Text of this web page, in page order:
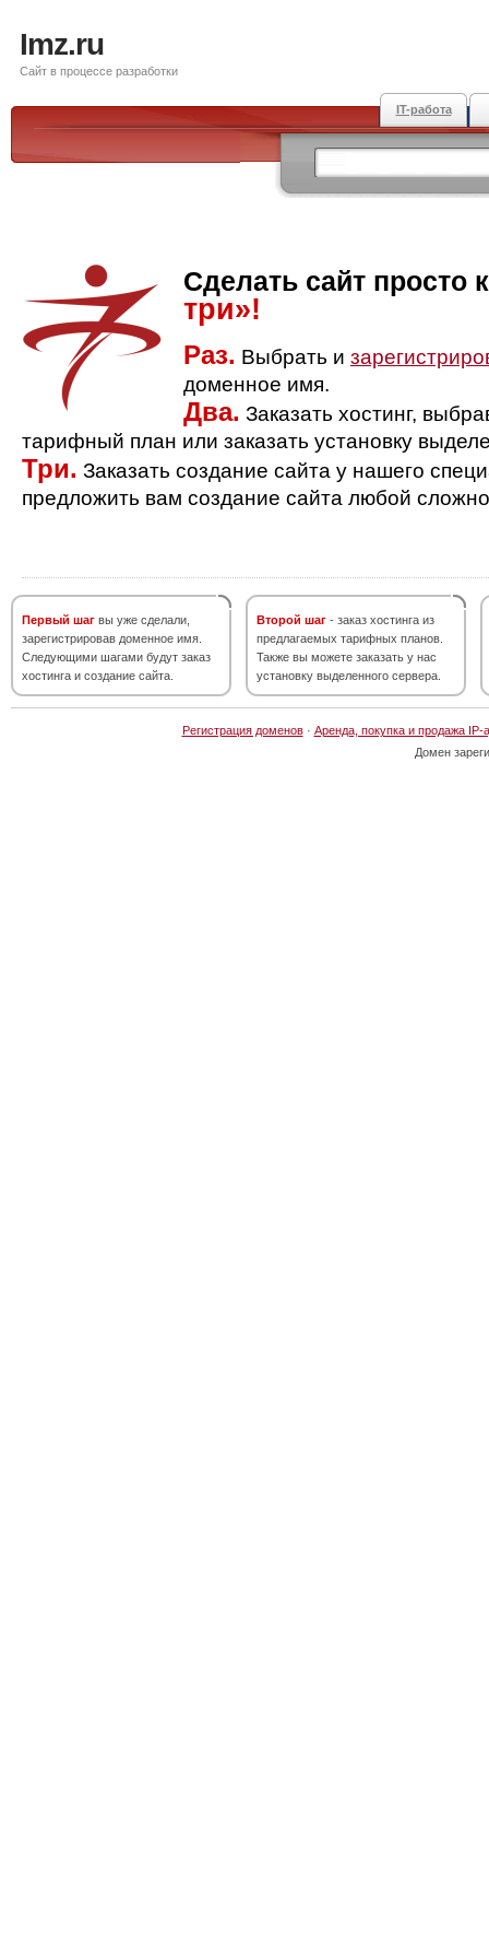
Imz.ru
Сайт в процессе разработки
IT-работа
Сделать сайт просто
три»!
Раз. Выбрать и
доменное имя.
Два. Заказать хостинг,
тарифный план или заказать установку
Три. Заказать создание сайта у нашего
предложить вам создание сайта любой
Первый шаг вы уже сделали,
зарегистрировав доменное имя.
Следующими шагами будут заказ
хостинга и создание сайта.
Второй шаг - заказ хостинга из
предлагаемых тарифных планов.
Также вы можете заказать у нас
установку выделенного сервера.
Регистрация доменов· Аренда, покупка и продажа IP-
Домен